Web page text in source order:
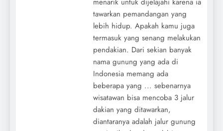
tawarkan pemandangan yang
lebih hidup. Apakah kamu juga
termasuk yang senang melakukan
pendakian. Dari sekian banyak
nama gunung yang ada di
Indonesia memang ada
beberapa yang ... sebenarnya
wisatawan bisa mencoba 3 jalur
dakian yang ditawarkan,
diantaranya adalah jalur gunung